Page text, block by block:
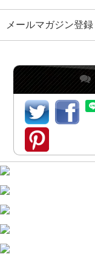
メールマガジン登録